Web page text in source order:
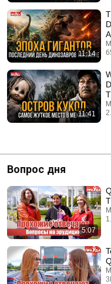
11:14
11:41
Вопрос дня
5:07